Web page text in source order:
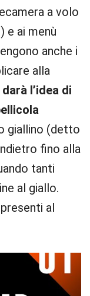
a volo
e ai menù
anche i
alla
l’idea di
giallino (detto
fino alla
tanti
al giallo.
al